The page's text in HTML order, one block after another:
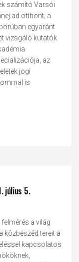
számító Varsói
ad otthont, a
egyaránt
vizsgáló kutatók
az
jogi
is
július 5.
a világ
közbeszéd tereit a
kapcsolatos